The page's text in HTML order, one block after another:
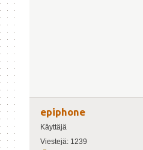
epiphone
Käyttäjä
Viestejä: 1239